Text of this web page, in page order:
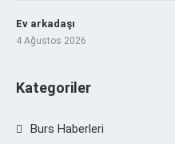
Ev arkadaşı
4 Ağustos 2026
Kategoriler
Burs Haberleri